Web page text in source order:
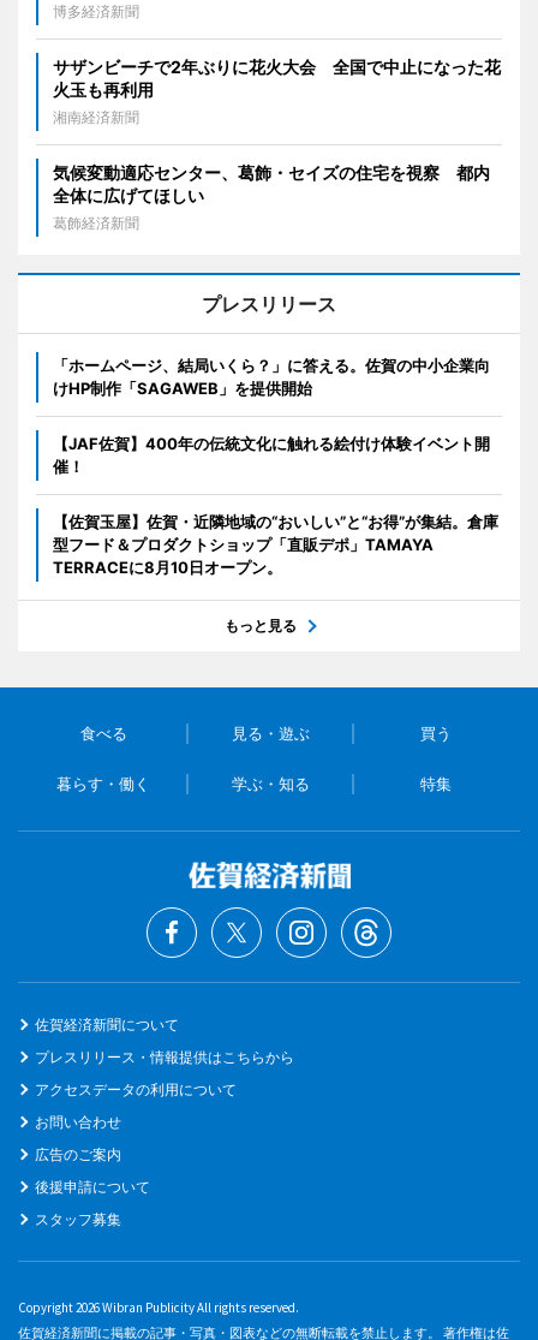
博多経済新聞
サザンビーチで2年ぶりに花火大会 全国で中止になった花
火玉も再利用
湘南経済新聞
気候変動適応センター、葛飾・セイズの住宅を視察 都内
全体に広げてほしい
葛飾経済新聞
プレスリリース
「ホームページ、結局いくら？」に答える。佐賀の中小企業向
けHP制作「SAGAWEB」を提供開始
【JAF佐賀】400年の伝統文化に触れる絵付け体験イベント開
催！
【佐賀玉屋】佐賀・近隣地域の“おいしい”と“お得”が集結。倉庫
型フード＆プロダクトショップ「直販デポ」TAMAYA
TERRACEに8月10日オープン。
もっと見る
食べる 見る・遊ぶ 買う
暮らす・働く 学ぶ・知る 特集
佐賀経済新聞について
プレスリリース・情報提供はこちらから
アクセスデータの利用について
お問い合わせ
広告のご案内
後援申請について
スタッフ募集
Copyright 2026 Wibran Publicity All rights reserved.
佐賀経済新聞に掲載の記事・写真・図表などの無断転載を禁止します。 著作権は佐